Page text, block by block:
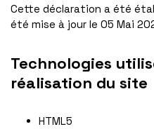
Cette déclaration a été
été mise à jour le 05 Mai
Technologies
réalisation du site
HTML5